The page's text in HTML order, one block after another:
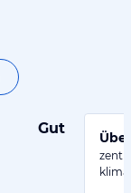
Gut